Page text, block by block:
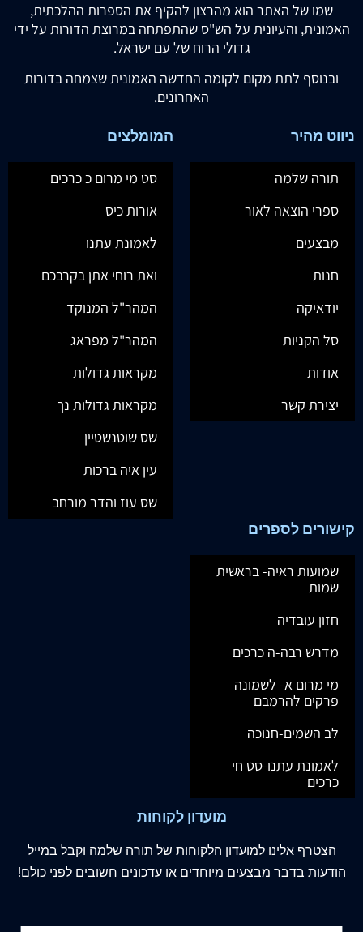
שמו של האתר הוא מהרצון להקיף את הספרות ההלכתית,
האמונית, והעיונית על הש"ס שהתפתחה במרוצת הדורות על ידי
גדולי הרוח של עם ישראל.
ובנוסף לתת מקום לקומה החדשה האמונית שצמחה בדורות
האחרונים.
ניווט מהיר
תורה שלמה
ספרי הוצאה לאור
מבצעים
חנות
יודאיקה
סל הקניות
אודות
יצירת קשר
המומלצים
סט מי מרום כ כרכים
אורות כיס
לאמונת עתנו
ואת רוחי אתן בקרבכם
המהר"ל המנוקד
המהר"ל מפראג
מקראות גדולות
מקראות גדולות נך
שס שוטנשטיין
עין איה ברכות
שס עוז והדר מורחב
קישורים לספרים
שמועות ראיה- בראשית
שמות
חזון עובדיה
מדרש רבה-ה כרכים
מי מרום א- לשמונה
פרקים להרמבם
לב השמים-חנוכה
לאמונת עתנו-סט חי
כרכים
מועדון לקוחות
הצטרף אלינו למועדון הלקוחות של תורה שלמה וקבל במייל
הודעות בדבר מבצעים מיוחדים או עדכונים חשובים לפני כולם!